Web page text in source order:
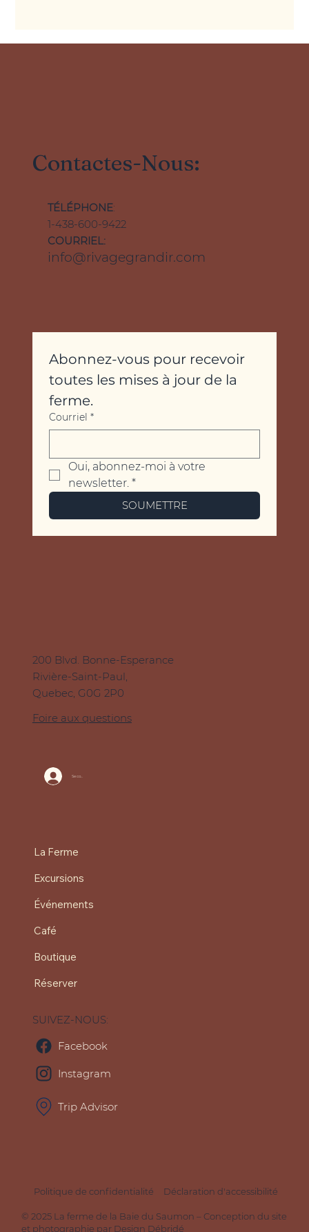
Contactes-Nous:
TÉLÉPHONE:
1-438-600-9422
COURRIEL:
info@rivagegrandir.com
Abonnez-vous pour recevoir
toutes les mises à jour de la
ferme.
Courriel *
Oui, abonnez-moi à votre
newsletter. *
SOUMETTRE
200 Blvd. Bonne-Esperance
Rivière-Saint-Paul,
Quebec, G0G 2P0
Foire aux questions
Se connecter
La Ferme
Excursions
Événements
Café
Boutique
Réserver
SUIVEZ-NOUS:
Facebook
Instagram
Trip Advisor
Politique de confidentialité Déclaration d'accessibilité
© 2025 La ferme de la Baie du Saumon – Conception du site
et photographie par Design Débridé